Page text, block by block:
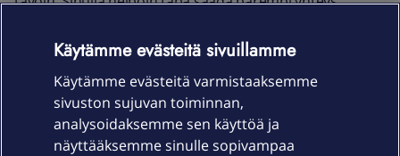
alueella, niin kannattaa testata myös kolmas saatavilla
oleva verkko.
Kannattaa muuten testata nykyiselläkin liittymällä pelkän
4G:n toimivuus. Toisinaan, joissain paikoissa 5G saattaa
toimia huonommin kuin 4G.
Käytämme evästeitä sivuillamme
Käytämme evästeitä varmistaaksemme
sivuston sujuvan toiminnan,
analysoidaksemme sen käyttöä ja
näyttääksemme sinulle sopivampaa